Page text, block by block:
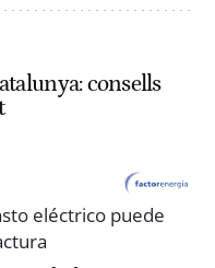
consells